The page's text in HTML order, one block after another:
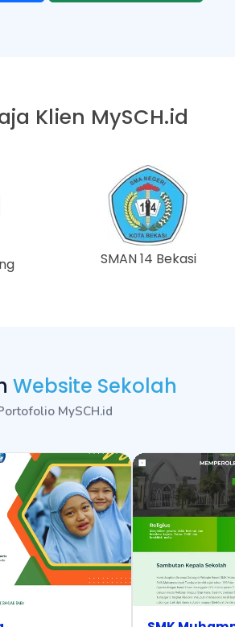
Klien MySCH.id
SMAN 14 Bekasi
Website Sekolah
MySCH.id